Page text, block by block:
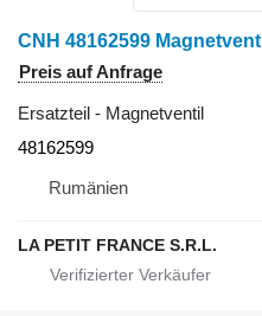
Preis auf Anfrage
Ersatzteil - Magnetventil
48162599
Rumänien
LA PETIT FRANCE S.R.L.